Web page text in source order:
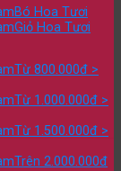
Bó Hoa Tươi
Giỏ Hoa Tươi
Từ 800.000đ >
Từ 1.000.000đ >
Từ 1.500.000đ >
Trên 2.000.000đ